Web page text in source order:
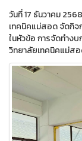
วันที่ 17 ธันวาคม
เทคนิคแม่สอด จัดกิ
ในหัวข้อ การจัดทำง
วิทยาลัยเทคนิคแม่ส